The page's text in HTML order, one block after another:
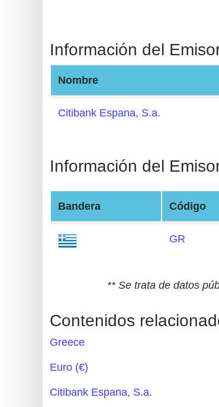
Credit
Card
Credit
Random
Card
Generator
Generate
Credit
Credit
Checker
Service
What
Información del
Nombre
Citibank Espana, S.a.
Información del
Bandera Código
GR
** Se trata de datos
Contenidos
Greece
Euro (€)
Citibank Espana, S.a.